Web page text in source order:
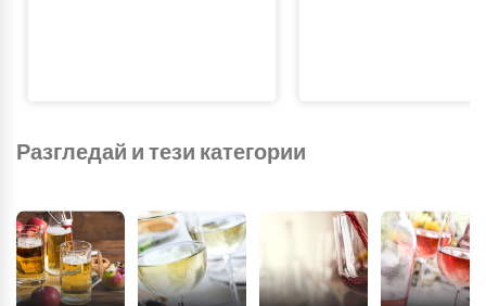
Разгледай и тези категории